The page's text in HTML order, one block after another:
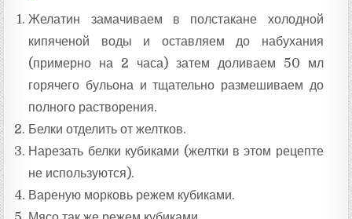
Желатин замачиваем в полстакане холодной
кипяченой воды и оставляем до набухания
(примерно на 2 часа) затем доливаем 50 мл
горячего бульона и тщательно размешиваем до
полного растворения.
Белки отделить от желтков.
Нарезать белки кубиками (желтки в этом рецепте
не используются).
Вареную морковь режем кубиками.